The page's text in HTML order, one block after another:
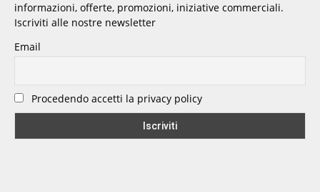
informazioni, offerte, promozioni, iniziative commerciali.
Iscriviti alle nostre newsletter
Email
Procedendo accetti la privacy policy